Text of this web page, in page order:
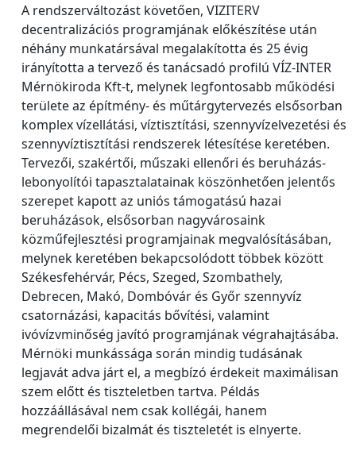
A rendszerváltozást követően, VIZITERV
decentralizációs programjának előkészítése után
néhány munkatársával megalakította és 25 évig
irányította a tervező és tanácsadó profilú VÍZ-INTER
Mérnökiroda Kft-t, melynek legfontosabb működési
területe az építmény- és műtárgytervezés elsősorban
komplex vízellátási, víztisztítási, szennyvízelvezetési és
szennyvíztisztítási rendszerek létesítése keretében.
Tervezői, szakértői, műszaki ellenőri és beruházás-
lebonyolítói tapasztalatainak köszönhetően jelentős
szerepet kapott az uniós támogatású hazai
beruházások, elsősorban nagyvárosaink
közműfejlesztési programjainak megvalósításában,
melynek keretében bekapcsolódott többek között
Székesfehérvár, Pécs, Szeged, Szombathely,
Debrecen, Makó, Dombóvár és Győr szennyvíz
csatornázási, kapacitás bővítési, valamint
ivóvízvminőség javító programjának végrahajtásába.
Mérnöki munkássága során mindig tudásának
legjavát adva járt el, a megbízó érdekeit maximálisan
szem előtt és tiszteletben tartva. Példás
hozzáállásával nem csak kollégái, hanem
megrendelői bizalmát és tiszteletét is elnyerte.